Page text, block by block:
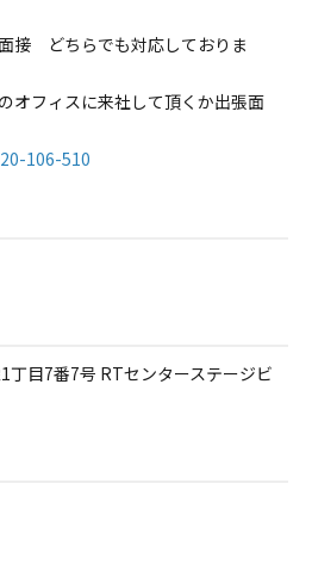
接 どちらでも対応しておりま
オフィスに来社して頂くか出張面
106-510
丁目7番7号 RTセンターステージビ